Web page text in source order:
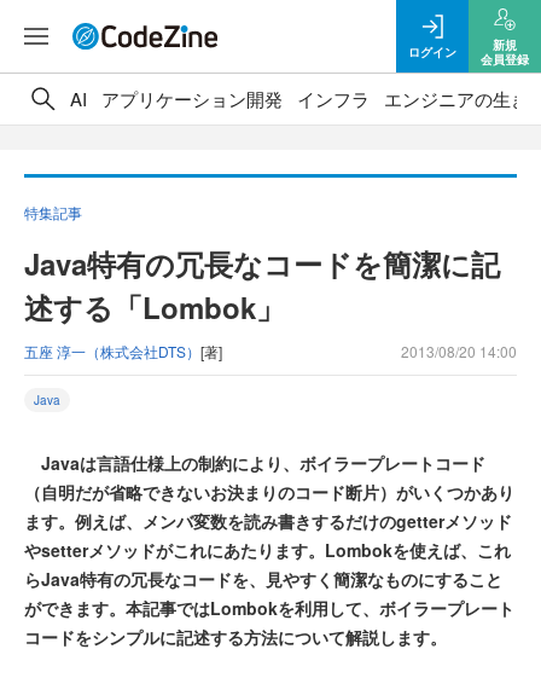
ログイン
新規
会員登録
AI アプリケーション開発 インフラ エンジニアの生き
特集記事
Java特有の冗長なコードを簡潔に記
述する「Lombok」
五座 淳一（株式会社DTS） [著] 2013/08/20 14:00
Java
Javaは言語仕様上の制約により、ボイラープレートコード
（自明だが省略できないお決まりのコード断片）がいくつかあり
ます。例えば、メンバ変数を読み書きするだけのgetterメソッド
やsetterメソッドがこれにあたります。Lombokを使えば、これ
らJava特有の冗長なコードを、見やすく簡潔なものにすること
ができます。本記事ではLombokを利用して、ボイラープレート
コードをシンプルに記述する方法について解説します。